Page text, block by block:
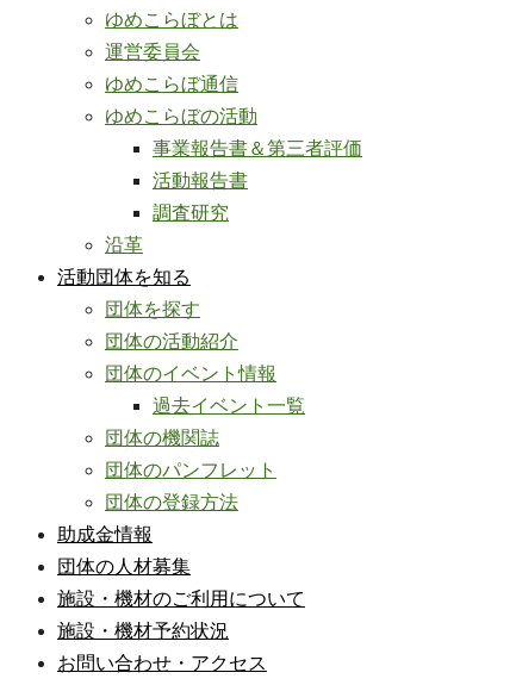
ゆめこらぼとは
運営委員会
ゆめこらぼ通信
ゆめこらぼの活動
事業報告書＆第三者評価
活動報告書
調査研究
沿革
活動団体を知る
団体を探す
団体の活動紹介
団体のイベント情報
過去イベント一覧
団体の機関誌
団体のパンフレット
団体の登録方法
助成金情報
団体の人材募集
施設・機材のご利用について
施設・機材予約状況
お問い合わせ・アクセス